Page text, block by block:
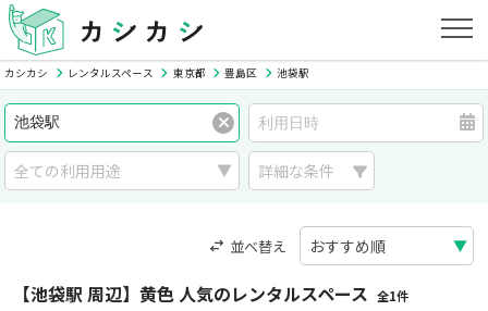
カシカシ レンタルスペース 東京都 豊島区 池袋駅
詳細な条件
並べ替え
【池袋駅 周辺】黄色 人気のレンタルスペース 全1件